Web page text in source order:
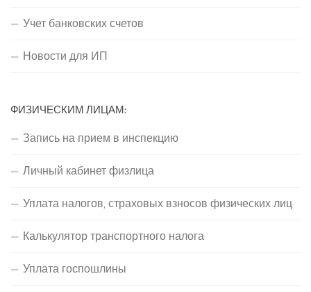
Учет банковских счетов
Новости для ИП
ФИЗИЧЕСКИМ ЛИЦАМ:
Запись на прием в инспекцию
Личный кабинет физлица
Уплата налогов, страховых взносов физических лиц
Калькулятор транспортного налога
Уплата госпошлины